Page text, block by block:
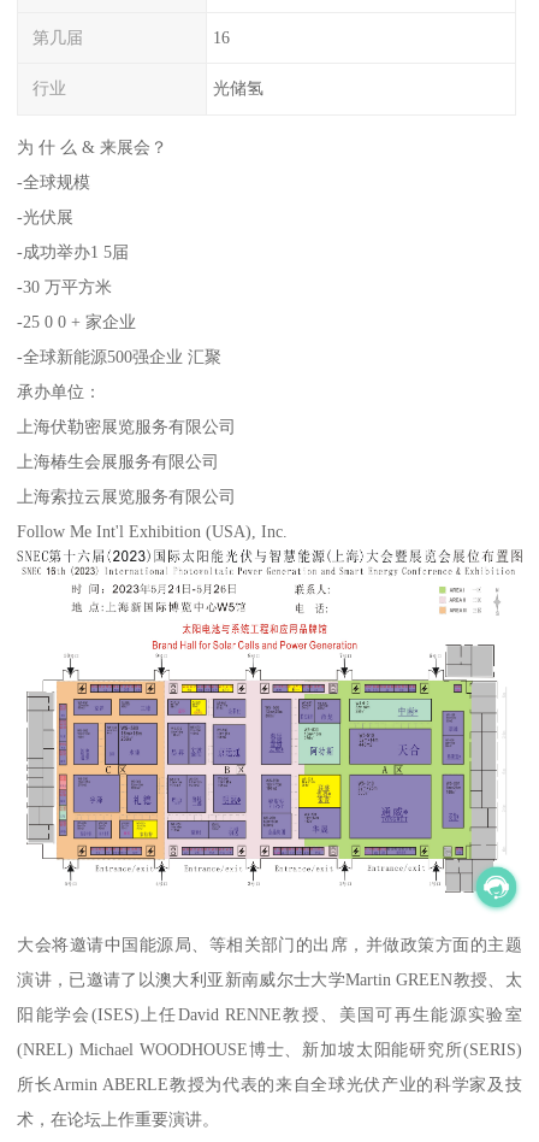
第几届 16
行业 光储氢
为 什 么 & 来展会？
-全球规模
-光伏展
-成功举办1 5届
-30 万平方米
-25 0 0 + 家企业
-全球新能源500强企业 汇聚
承办单位：
上海伏勒密展览服务有限公司
上海椿生会展服务有限公司
上海索拉云展览服务有限公司
Follow Me Int'l Exhibition (USA), Inc.
大会将邀请中国能源局、等相关部门的出席，并做政策方面的主题
演讲，已邀请了以澳大利亚新南威尔士大学Martin GREEN教授、太
阳能学会(ISES)上任David RENNE教授、美国可再生能源实验室
(NREL) Michael WOODHOUSE博士、新加坡太阳能研究所(SERIS)
所长Armin ABERLE教授为代表的来自全球光伏产业的科学家及技
术，在论坛上作重要演讲。